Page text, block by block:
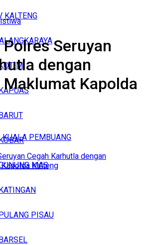
KALTENG
MAS
PISAU
Seruyan
dengan
Kapolda
KUALA PEMBUANG